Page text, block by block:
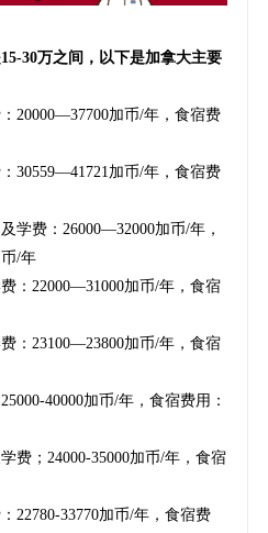
30万之间，以下是加拿大主要
20000—37700加币/年，食宿费
30559—41721加币/年，食宿费
学费：26000—32000加币/年，
/年
：22000—31000加币/年，食宿
：23100—23800加币/年，食宿
40000加币/年，食宿费用：
费；24000-35000加币/年，食宿
22780-33770加币/年，食宿费